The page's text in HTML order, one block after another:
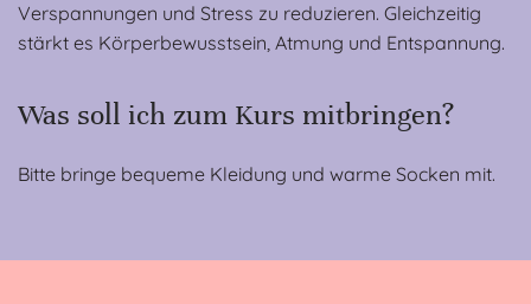
Verspannungen und Stress zu reduzieren. Gleichzeitig
stärkt es Körperbewusstsein, Atmung und Entspannung.
Was soll ich zum Kurs mitbringen?
Bitte bringe bequeme Kleidung und warme Socken mit.